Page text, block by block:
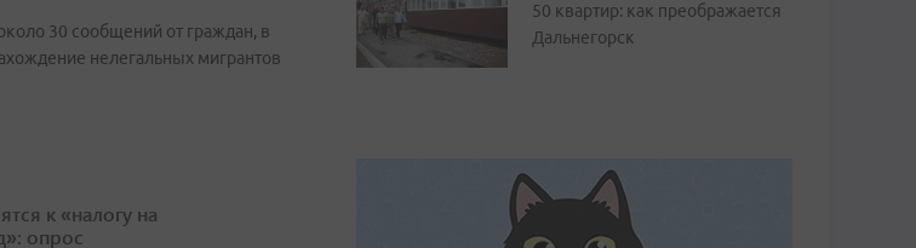
30 сообщений от граждан, в
нелегальных мигрантов
к «налогу на
опрос
50 квартир: как преображается
Дальнегорск